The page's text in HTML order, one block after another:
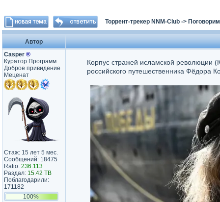
Торрент-трекер NNM-Club -> Поговорим
Автор
Casper ®
Куратор Программ
Доброе привидение
Меценат
Стаж: 15 лет 5 мес.
Сообщений: 18475
Ratio: 236.113
Раздал: 15.42 TB
Поблагодарили:
171182
100%
Корпус стражей исламской революции
российского путешественника Фёдора